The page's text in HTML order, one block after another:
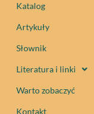
Katalog
Artykuły
Słownik
Literatura i linki
Warto zobaczyć
Kontakt